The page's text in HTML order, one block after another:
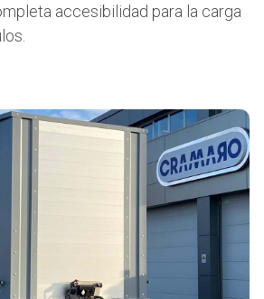
accesibilidad para la carga